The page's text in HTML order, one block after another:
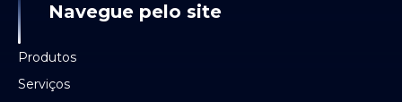
Navegue pelo site
Produtos
Serviços